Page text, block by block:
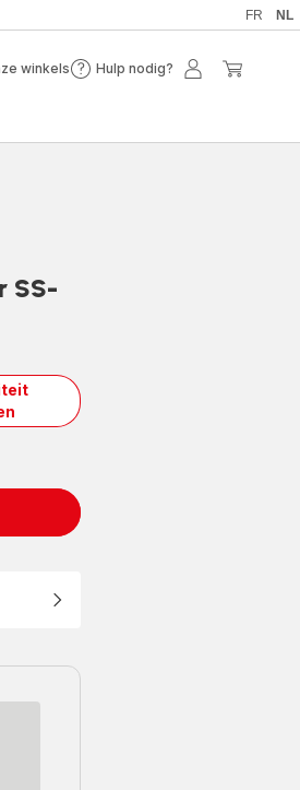
FR NL
winkels Hulp nodig?
Hulp
Mijn
SS-